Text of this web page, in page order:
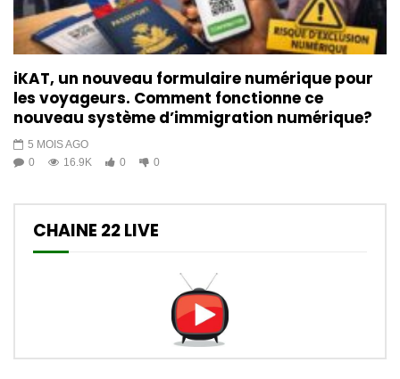
iKAT, un nouveau formulaire numérique pour
les voyageurs. Comment fonctionne ce
nouveau système d’immigration numérique?
5 MOIS AGO
0
16.9K 0 0
CHAINE 22 LIVE